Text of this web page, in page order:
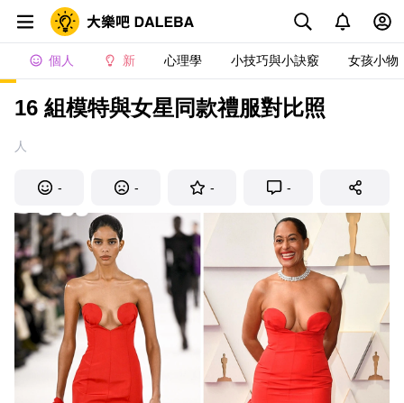
個人 新 心理學 小技巧與小訣竅 女孩小物
16 組模特與女星同款禮服對比照
人
- - - -